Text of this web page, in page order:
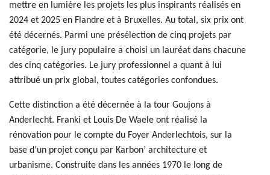
mettre en lumière les projets les plus inspirants réalisés en
2024 et 2025 en Flandre et à Bruxelles. Au total, six prix ont
été décernés. Parmi une présélection de cinq projets par
catégorie, le jury populaire a choisi un lauréat dans chacune
des cinq catégories. Le jury professionnel a quant à lui
attribué un prix global, toutes catégories confondues.
Cette distinction a été décernée à la tour Goujons à
Anderlecht. Franki et Louis De Waele ont réalisé la
rénovation pour le compte du Foyer Anderlechtois, sur la
base d’un projet conçu par Karbon’ architecture et
urbanisme. Construite dans les années 1970 le long de